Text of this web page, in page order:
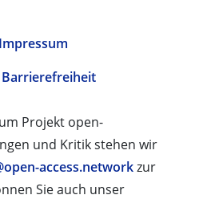
Impressum
Barrierefreiheit
Projekt open-
und Kritik stehen wir
access.networkzur
Sie auch unser